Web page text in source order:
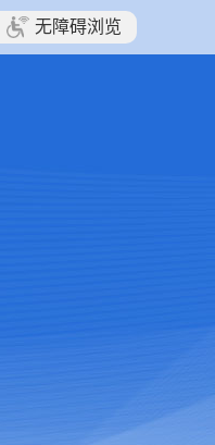
无障碍浏览